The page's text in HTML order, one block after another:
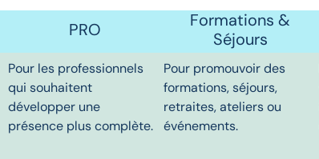
PRO
Pour les professionnels
qui souhaitent
développer une
présence plus complète.
Formations &
Séjours
Pour promouvoir des
formations, séjours,
retraites, ateliers ou
événements.